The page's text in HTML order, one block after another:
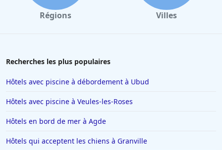
Régions Villes
Recherches les plus populaires
Hôtels avec piscine à débordement à Ubud
Hôtels avec piscine à Veules-les-Roses
Hôtels en bord de mer à Agde
Hôtels qui acceptent les chiens à Granville